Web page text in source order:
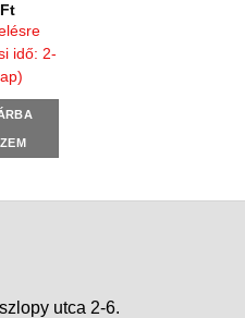
Ft
idő: 2-
utca 2-6.